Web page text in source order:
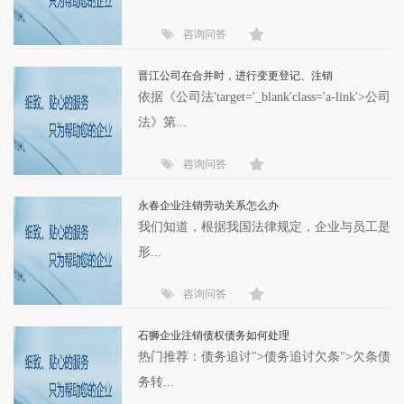
咨询问答
晋江公司在合并时，进行变更登记、注销
依据《公司法'target='_blank'class='a-link'>公司
法》第...
咨询问答
永春企业注销劳动关系怎么办
我们知道，根据我国法律规定，企业与员工是
形...
咨询问答
石狮企业注销债权债务如何处理
热门推荐：债务追讨">债务追讨欠条">欠条债
务转...